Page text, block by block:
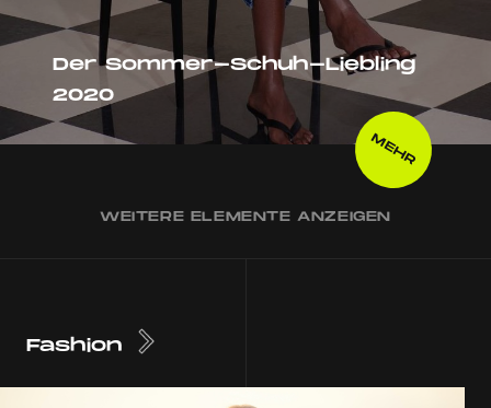
Der Sommer-Schuh-Liebling
2020
MEHR
WEITERE ELEMENTE ANZEIGEN
Fashion